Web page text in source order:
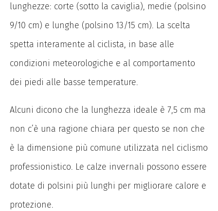
lunghezze: corte (sotto la caviglia), medie (polsino
9/10 cm) e lunghe (polsino 13/15 cm). La scelta
spetta interamente al ciclista, in base alle
condizioni meteorologiche e al comportamento
dei piedi alle basse temperature.
Alcuni dicono che la lunghezza ideale è 7,5 cm ma
non c’è una ragione chiara per questo se non che
è la dimensione più comune utilizzata nel ciclismo
professionistico. Le calze invernali possono essere
dotate di polsini più lunghi per migliorare calore e
protezione.